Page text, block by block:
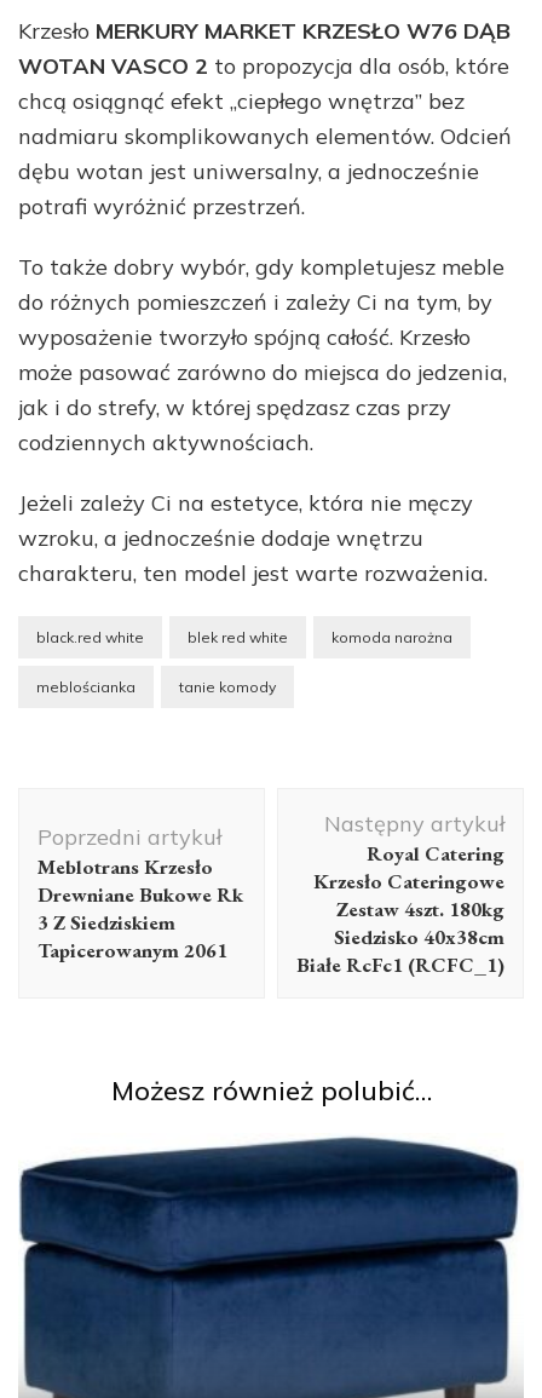
Krzesło MERKURY MARKET KRZESŁO W76 DĄB
WOTAN VASCO 2 to propozycja dla osób, które
chcą osiągnąć efekt „ciepłego wnętrza” bez
nadmiaru skomplikowanych elementów. Odcień
dębu wotan jest uniwersalny, a jednocześnie
potrafi wyróżnić przestrzeń.
To także dobry wybór, gdy kompletujesz meble
do różnych pomieszczeń i zależy Ci na tym, by
wyposażenie tworzyło spójną całość. Krzesło
może pasować zarówno do miejsca do jedzenia,
jak i do strefy, w której spędzasz czas przy
codziennych aktywnościach.
Jeżeli zależy Ci na estetyce, która nie męczy
wzroku, a jednocześnie dodaje wnętrzu
charakteru, ten model jest warte rozważenia.
black.red white blek red white komoda narożna
meblościanka tanie komody
wpisu
Poprzedni artykuł
Meblotrans Krzesło
Drewniane Bukowe Rk
3 Z Siedziskiem
Tapicerowanym 2061
Następny artykuł
Royal Catering
Krzesło Cateringowe
Zestaw 4szt. 180kg
Siedzisko 40x38cm
Białe RcFc1 (RCFC_1)
Możesz również polubić…